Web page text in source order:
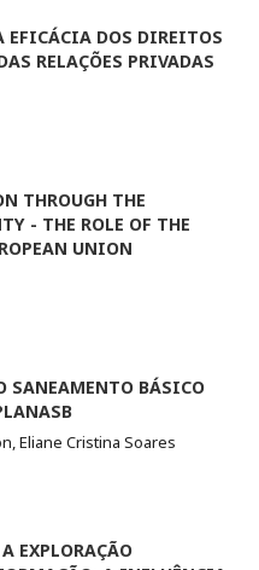
EFICÁCIA DOS DIREITOS
RELAÇÕES PRIVADAS
THROUGH THE
- THE ROLE OF THE
UNION
SANEAMENTO BÁSICO
Eliane Cristina Soares
EXPLORAÇÃO